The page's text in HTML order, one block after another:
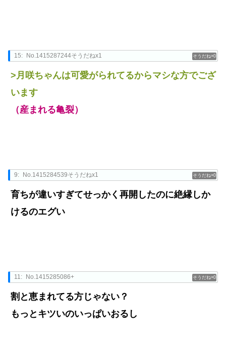
0
15: No.1415287244そうだねx1
>月咲ちゃんは可愛がられてるからマシな方でござ
います
（産まれる亀裂）
0
9: No.1415284539そうだねx1
育ちが違いすぎてせっかく再開したのに絶縁しか
けるのエグい
0
11: No.1415285086+
割と恵まれてる方じゃない？
もっとキツいのいっぱいおるし